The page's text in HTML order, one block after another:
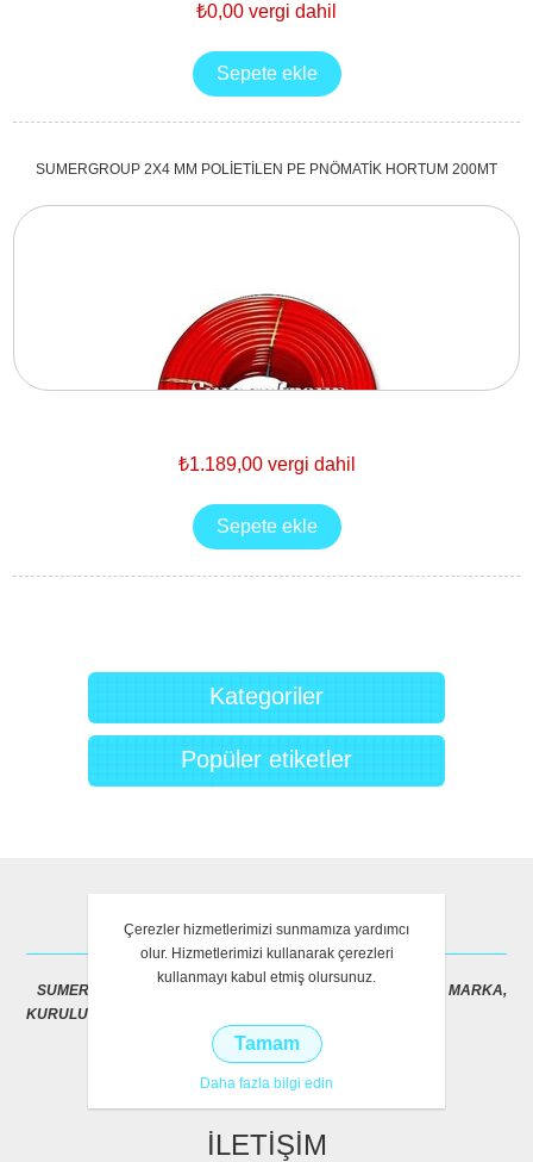
₺0,00 vergi dahil
SUMERGROUP 2X4 MM POLİETİLEN PE PNÖMATİK HORTUM 200MT
₺1.189,00 vergi dahil
Kategoriler
Popüler etiketler
HAKKIMIZDA
SUMER ŞİRKETLER GRUBU (SUMERGROUP) TESCİLLİ MARKA,
KURULUŞUNA AİT VEB ALANIDIR
İLETİŞİM
Çerezler hizmetlerimizi sunmamıza yardımcı
olur. Hizmetlerimizi kullanarak çerezleri
kullanmayı kabul etmiş olursunuz.
Tamam
Daha fazla bilgi edin